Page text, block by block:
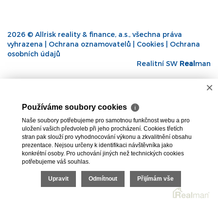
2026 © Allrisk reality & finance, a.s., všechna práva
vyhrazena | Ochrana oznamovatelů Cookies
Ochrana
osobních údajů
Realitní SW Realman
×
Používáme soubory cookies ℹ
Naše soubory potřebujeme pro samotnou funkčnost webu a pro
uložení vašich předvoleb při jeho procházení. Cookies třetích
stran pak slouží pro vyhodnocování výkonu a zkvalitnění obsahu
prezentace. Nejsou určeny k identifikaci návštěvníka jako
konkrétní osoby. Pro uchování jiných než technických cookies
potřebujeme váš souhlas.
Upravit Odmítnout Přijímám vše